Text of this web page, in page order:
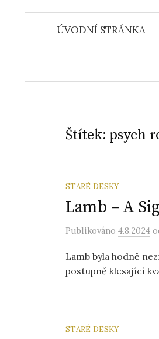
ÚVODNÍ STRÁNKA
Štítek: psych
STARÉ DESKY
Lamb – A
Publikováno 4.8.2024
Lamb byla hodně
postupně klesající
STARÉ DESKY